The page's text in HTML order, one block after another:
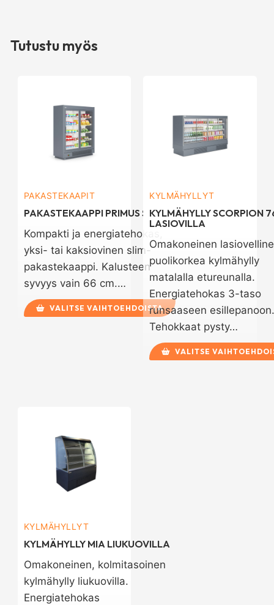
Tutustu myös
PAKASTEKAAPIT
PAKASTEKAAPPI PRIMUS SLIM
Kompakti ja energiatehokas,
yksi- tai kaksiovinen slim-
pakastekaappi. Kalusteen
syvyys vain 66 cm.…
VALITSE VAIHTOEHDOISTA
KYLMÄHYLLYT
KYLMÄHYLLY SCORPION
LASIOVILLA
Omakoneinen
puolikorkea kylmähylly
matalalla etureunalla.
Energiatehokas 3-taso
runsaaseen esillepanoon.
Tehokkaat pysty…
VALITSE
KYLMÄHYLLYT
KYLMÄHYLLY MIA LIUKUOVILLA
Omakoneinen, kolmitasoinen
kylmähylly liukuovilla.
Energiatehokas